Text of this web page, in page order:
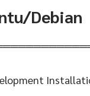
Debian